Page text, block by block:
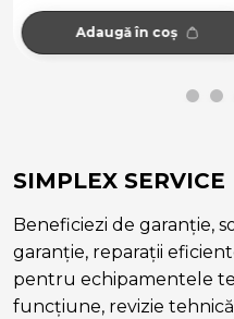
Adaugă în coș
SIMPLEX SERVICE
Beneficiezi de garanție,
garanție, reparații
pentru echipamentele
funcțiune, revizie